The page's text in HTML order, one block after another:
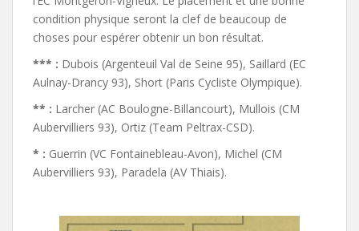
condition physique seront la clef de beaucoup de
choses pour espérer obtenir un bon résultat.
*** : Dubois (Argenteuil Val de Seine 95), Saillard (EC
Aulnay-Drancy 93), Short (Paris Cycliste Olympique).
** : Larcher (AC Boulogne-Billancourt), Mullois (CM
Aubervilliers 93), Ortiz (Team Peltrax-CSD).
* : Guerrin (VC Fontainebleau-Avon), Michel (CM
Aubervilliers 93), Paradela (AV Thiais).